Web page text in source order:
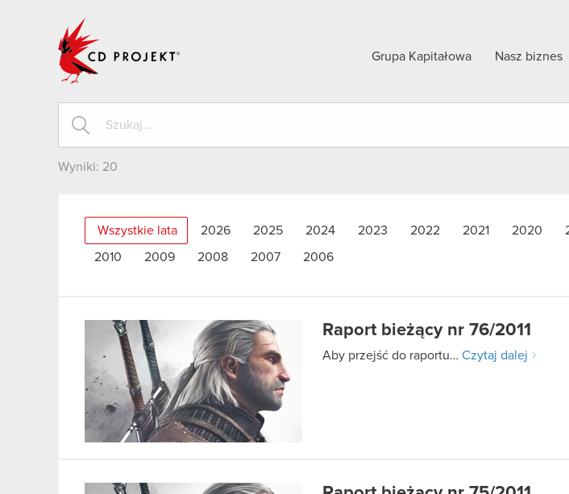
Grupa Kapitałowa Nasz biznes
Wyniki: 20
Wszystkie lata 2026 2025 2024 2023 2022 2021 2020
2010 2009 2008 2007 2006
Raport bieżący nr 76/2011
Aby przejść do raportu… Czytaj dalej